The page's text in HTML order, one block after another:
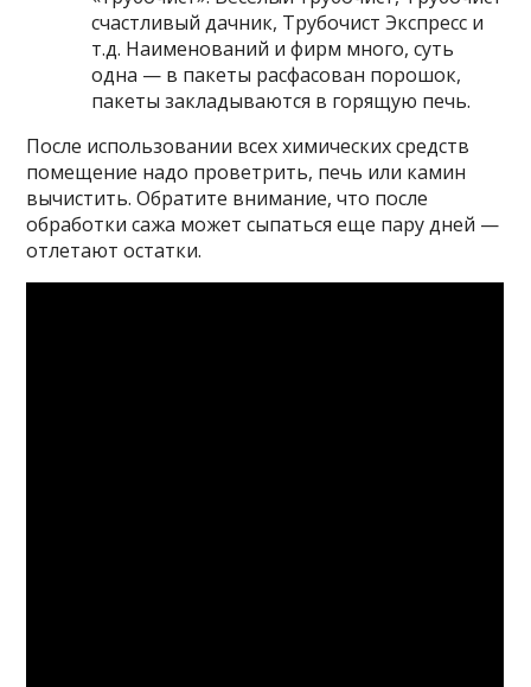
счастливый дачник, Трубочист Экспресс и
т.д. Наименований и фирм много, суть
одна — в пакеты расфасован порошок,
пакеты закладываются в горящую печь.
После использовании всех химических средств
помещение надо проветрить, печь или камин
вычистить. Обратите внимание, что после
обработки сажа может сыпаться еще пару дней —
отлетают остатки.